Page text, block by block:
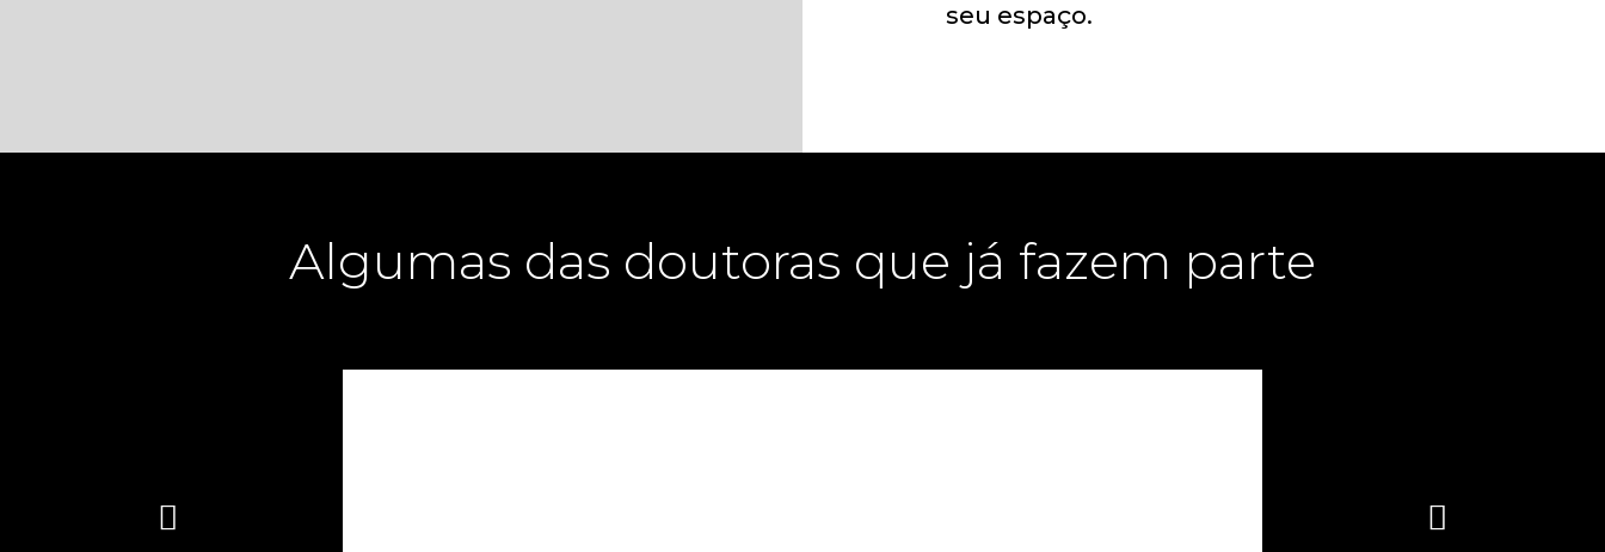
seu espaço.
Algumas das doutoras que já fazem parte